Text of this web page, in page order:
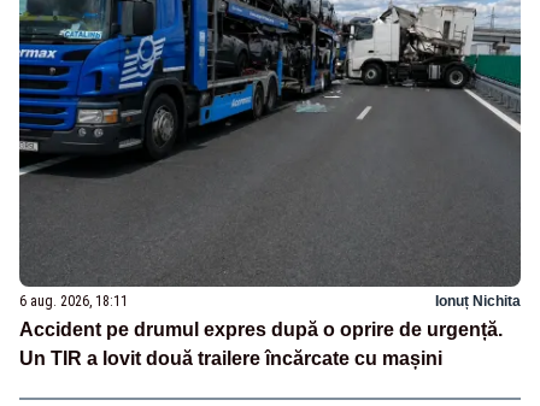
6 aug. 2026, 18:11 Ionuț Nichita
Accident pe drumul expres după o oprire de urgență.
Un TIR a lovit două trailere încărcate cu mașini